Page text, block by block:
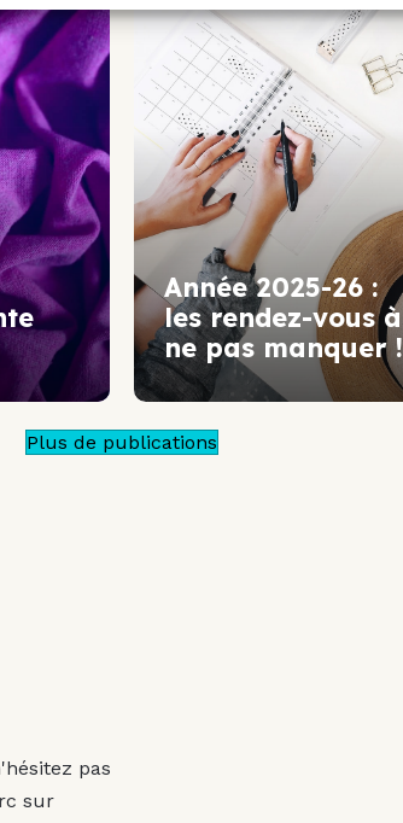
Année 2025-26 :
les rendez-vous à
ne pas manquer !
Plus de publications
pas
sur